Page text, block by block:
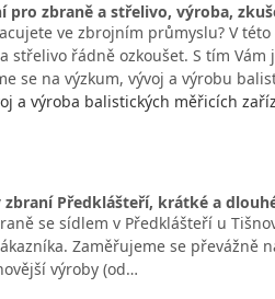
pro zbraně a střelivo, výroba,
ve zbrojním průmyslu? V
střelivo řádně ozkoušet. S tím
se na výzkum, vývoj a výrobu
a výroba balistických měřicích
zbraní Předklášteří, krátké a
se sídlem v Předklášteří u
Zaměřujeme se převážně
výroby (od…